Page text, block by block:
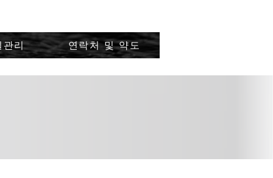
관리 연락처 및 약도